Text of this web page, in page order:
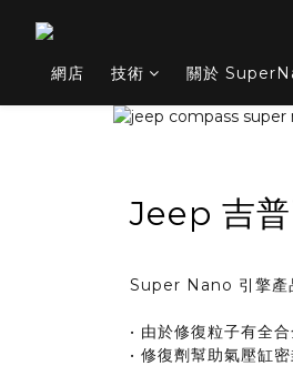
網店 技術 關於
Jeep 吉
Super Nano 引擎產
• 由於修復粒子有全
• 修復劑幫助氣壓缸